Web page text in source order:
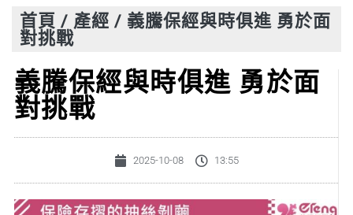
首頁 / 產經 / 義騰保經與時俱進 勇於面
對挑戰
義騰保經與時俱進 勇於面
對挑戰
2025-10-08 13:55